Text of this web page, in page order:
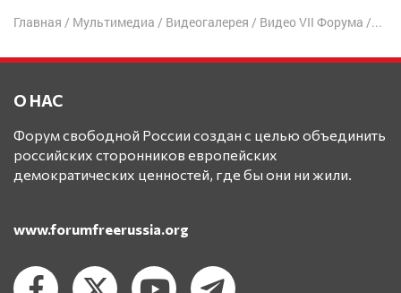
Главная / Мультимедиа / Видеогалерея / Видео VII Форума /
О НАС
Форум свободной России создан с целью объединить
российских сторонников европейских
демократических ценностей, где бы они ни жили.
www.forumfreerussia.org